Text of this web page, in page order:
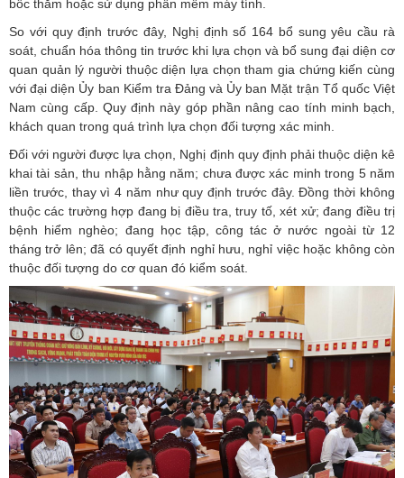
bốc thăm hoặc sử dụng phần mềm máy tính.
So với quy định trước đây, Nghị định số 164 bổ sung yêu cầu rà
soát, chuẩn hóa thông tin trước khi lựa chọn và bổ sung đại diện cơ
quan quản lý người thuộc diện lựa chọn tham gia chứng kiến cùng
với đại diện Ủy ban Kiểm tra Đảng và Ủy ban Mặt trận Tổ quốc Việt
Nam cùng cấp. Quy định này góp phần nâng cao tính minh bạch,
khách quan trong quá trình lựa chọn đối tượng xác minh.
Đối với người được lựa chọn, Nghị định quy định phải thuộc diện kê
khai tài sản, thu nhập hằng năm; chưa được xác minh trong 5 năm
liền trước, thay vì 4 năm như quy định trước đây. Đồng thời không
thuộc các trường hợp đang bị điều tra, truy tố, xét xử; đang điều trị
bệnh hiểm nghèo; đang học tập, công tác ở nước ngoài từ 12
tháng trở lên; đã có quyết định nghỉ hưu, nghỉ việc hoặc không còn
thuộc đối tượng do cơ quan đó kiểm soát.